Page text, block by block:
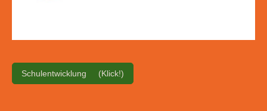
Schulentwicklung (Klick!)